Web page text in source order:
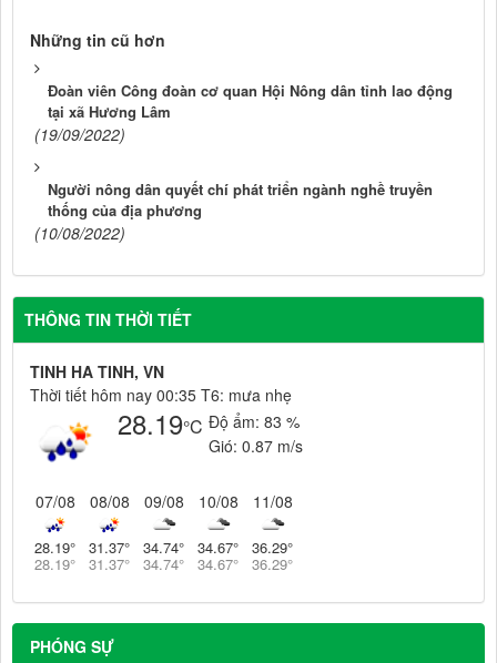
Những tin cũ hơn
Đoàn viên Công đoàn cơ quan Hội Nông dân tỉnh lao động
tại xã Hương Lâm
(19/09/2022)
Người nông dân quyết chí phát triển ngành nghề truyền
thống của địa phương
(10/08/2022)
THÔNG TIN THỜI TIẾT
TINH HA TINH, VN
Thời tiết hôm nay 00:35 T6: mưa nhẹ
28.19°C Độ ẩm: 83 %
Gió: 0.87 m/s
07/08
28.19°
28.19°
08/08
31.37°
31.37°
09/08
34.74°
34.74°
10/08
34.67°
34.67°
11/08
36.29°
36.29°
PHÓNG SỰ